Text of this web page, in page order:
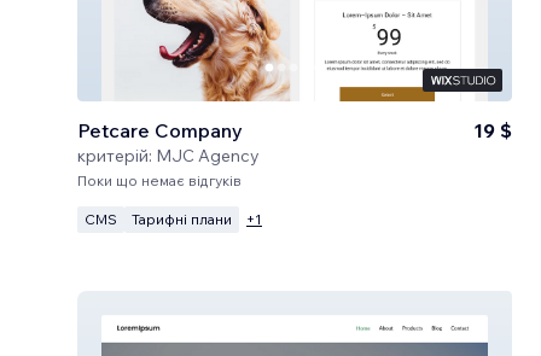
Petcare Company
критерій: MJC Agency
19 $
Поки що немає відгуків
CMS Тарифні плани +1